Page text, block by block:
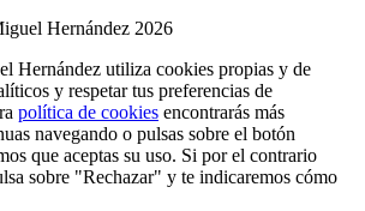
Hernández 2026
Hernández utiliza cookies propias y de
y respetar tus preferencias de
política de cookies encontrarás más
navegando o pulsas sobre el botón
que aceptas su uso. Si por el contrario
sobre "Rechazar" y te indicaremos cómo